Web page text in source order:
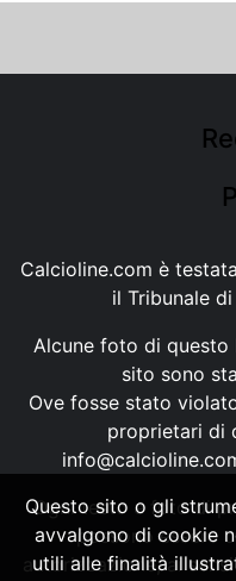
Calcioline.com è
il Tribunale
Alcune foto di
sito sono
Ove fosse stato
proprietari di
Ogni testo e foto di
possono essere
autorizzazione, ai
Questo sito o gli
avvalgono di cookie
utili alle finalità